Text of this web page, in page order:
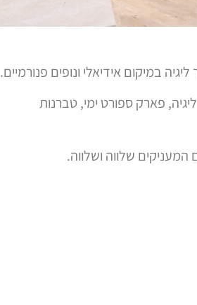
במיקום אידיאלי ונופים פנורמיים.
פארק ספורט ימי, טברנות
המעניקים שלווה ושלווה.